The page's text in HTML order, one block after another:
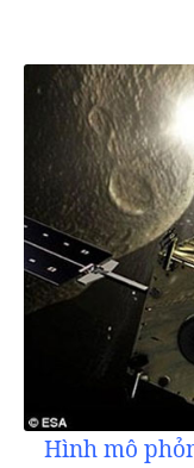
Hình mô